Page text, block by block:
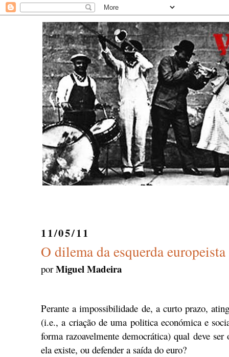
11/05/11
O dilema da esquerda europeista
porMiguel Madeira
Perante a impossibilidade de, a curto prazo,
(i.e., a criação de uma politica económica e
forma razoavelmente democrática) qual deve
ela existe, ou defender a saída do euro?